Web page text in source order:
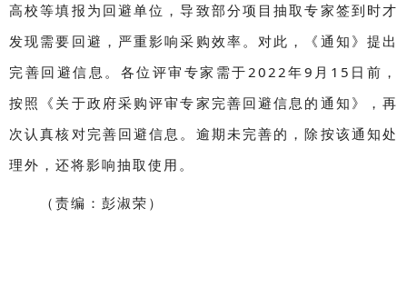
高校等填报为回避单位，导致部分项目抽取专家签到时才
发现需要回避，严重影响采购效率。对此，《通知》提出
完善回避信息。各位评审专家需于2022年9月15日前，
按照《关于政府采购评审专家完善回避信息的通知》，再
次认真核对完善回避信息。逾期未完善的，除按该通知处
理外，还将影响抽取使用。
（责编：彭淑荣）